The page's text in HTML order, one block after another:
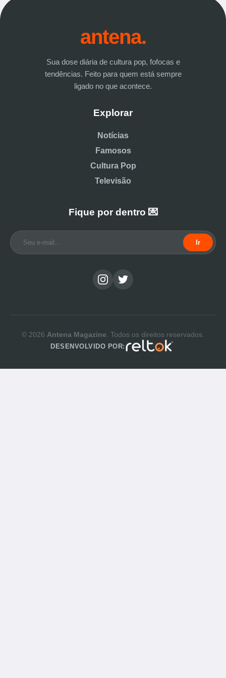
antena.
Sua dose diária de cultura pop, fofocas e
tendências. Feito para quem está sempre
ligado no que acontece.
Explorar
Notícias
Famosos
Cultura Pop
Televisão
Fique por dentro 💌
Ir
© 2026 Antena Magazine . Todos os direitos reservados.
DESENVOLVIDO POR: